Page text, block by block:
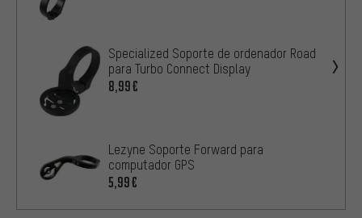
Specialized Soporte de ordenador Road
para Turbo Connect Display
8,99€
Lezyne Soporte Forward para
computador GPS
5,99€